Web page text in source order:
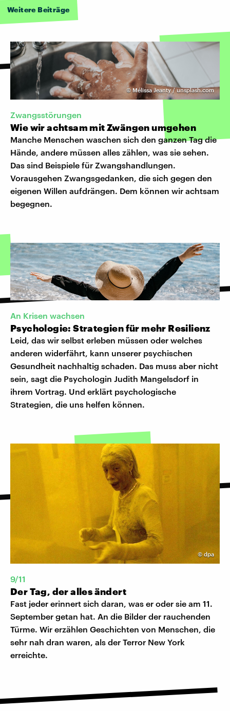
Weitere Beiträge
© Mélissa Jeanty / unsplash.com
Zwangsstörungen
Wie wir achtsam mit Zwängen umgehen
Manche Menschen waschen sich den ganzen Tag die
Hände, andere müssen alles zählen, was sie sehen.
Das sind Beispiele für Zwangshandlungen.
Vorausgehen Zwangsgedanken, die sich gegen den
eigenen Willen aufdrängen. Dem können wir achtsam
begegnen.
©
An Krisen wachsen
Psychologie: Strategien für mehr Resilienz
Leid, das wir selbst erleben müssen oder welches
anderen widerfährt, kann unserer psychischen
Gesundheit nachhaltig schaden. Das muss aber nicht
sein, sagt die Psychologin Judith Mangelsdorf in
ihrem Vortrag. Und erklärt psychologische
Strategien, die uns helfen können.
© dpa
9/11
Der Tag, der alles ändert
Fast jeder erinnert sich daran, was er oder sie am 11.
September getan hat. An die Bilder der rauchenden
Türme. Wir erzählen Geschichten von Menschen, die
sehr nah dran waren, als der Terror New York
erreichte.